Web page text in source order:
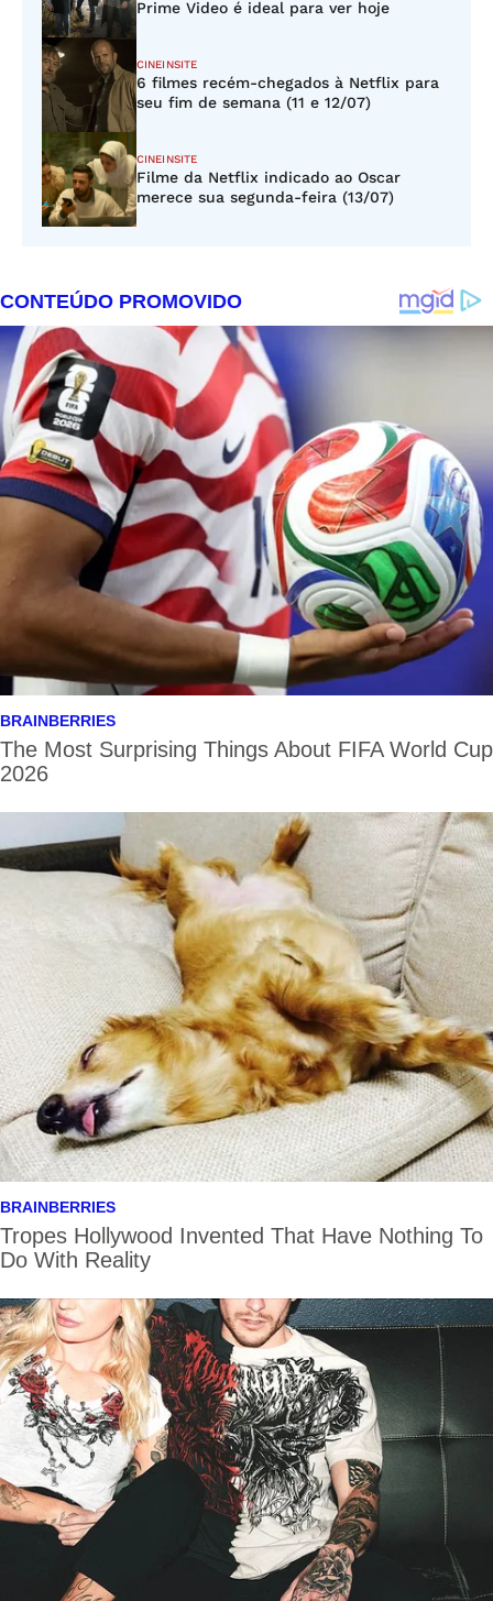
Prime Video é ideal para ver hoje
CINEINSITE
6 filmes recém-chegados à Netflix para
seu fim de semana (11 e 12/07)
CINEINSITE
Filme da Netflix indicado ao Oscar
merece sua segunda-feira (13/07)